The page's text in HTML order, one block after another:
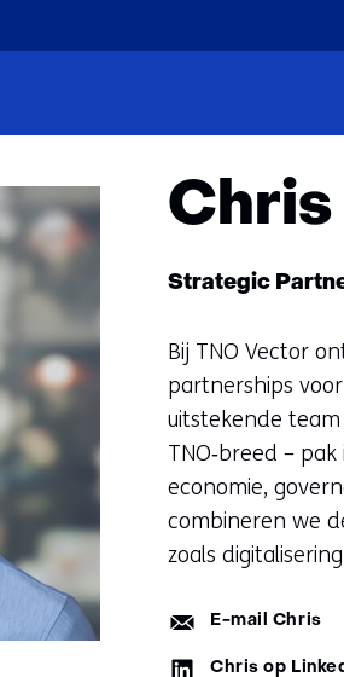
Chris
Functie:
Strategic
Bij TNO Vector
partnerships
uitstekende
TNO‑breed –
economie,
combineren we
zoals
E-
mail:
E-mail Chris
LinkedIn:
Chris op